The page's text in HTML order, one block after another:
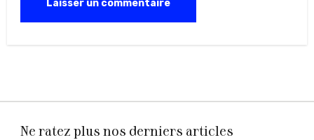
Ne ratez plus nos derniers articles